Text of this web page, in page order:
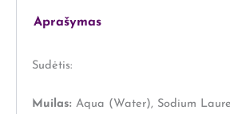
Aprašymas
Sudėtis:
Muilas: Aqua (Water), Sodium